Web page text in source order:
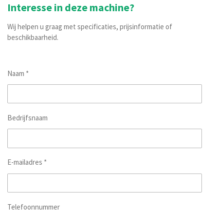
Interesse in deze machine?
Wij helpen u graag met specificaties, prijsinformatie of
beschikbaarheid.
Naam *
Bedrijfsnaam
E-mailadres *
Telefoonnummer